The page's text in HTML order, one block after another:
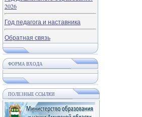
2026
Год педагога и наставника
Обратная связь
ФОРМА ВХОДА
ПОЛЕЗНЫЕ ССЫЛКИ